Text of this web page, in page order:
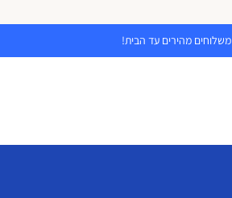
משלוחים מהירים עד הבית!